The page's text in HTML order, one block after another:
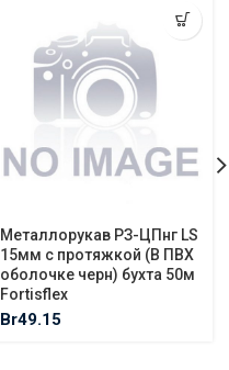
Металлорукав РЗ-ЦПнг LS
15мм с протяжкой (В ПВХ
оболочке черн) бухта 50м
Fortisflex
Br49.15